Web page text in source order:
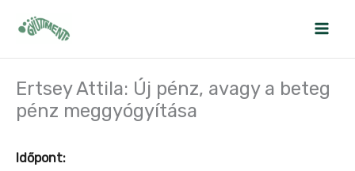
Ertsey Attila: Új pénz, avagy a beteg
pénz meggyógyítása
Időpont: